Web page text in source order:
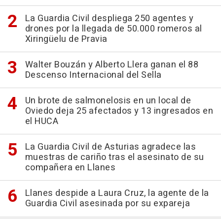
La Guardia Civil despliega 250 agentes y
drones por la llegada de 50.000 romeros al
Xiringüelu de Pravia
Walter Bouzán y Alberto Llera ganan el 88
Descenso Internacional del Sella
Un brote de salmonelosis en un local de
Oviedo deja 25 afectados y 13 ingresados en
el HUCA
La Guardia Civil de Asturias agradece las
muestras de cariño tras el asesinato de su
compañera en Llanes
Llanes despide a Laura Cruz, la agente de la
Guardia Civil asesinada por su expareja